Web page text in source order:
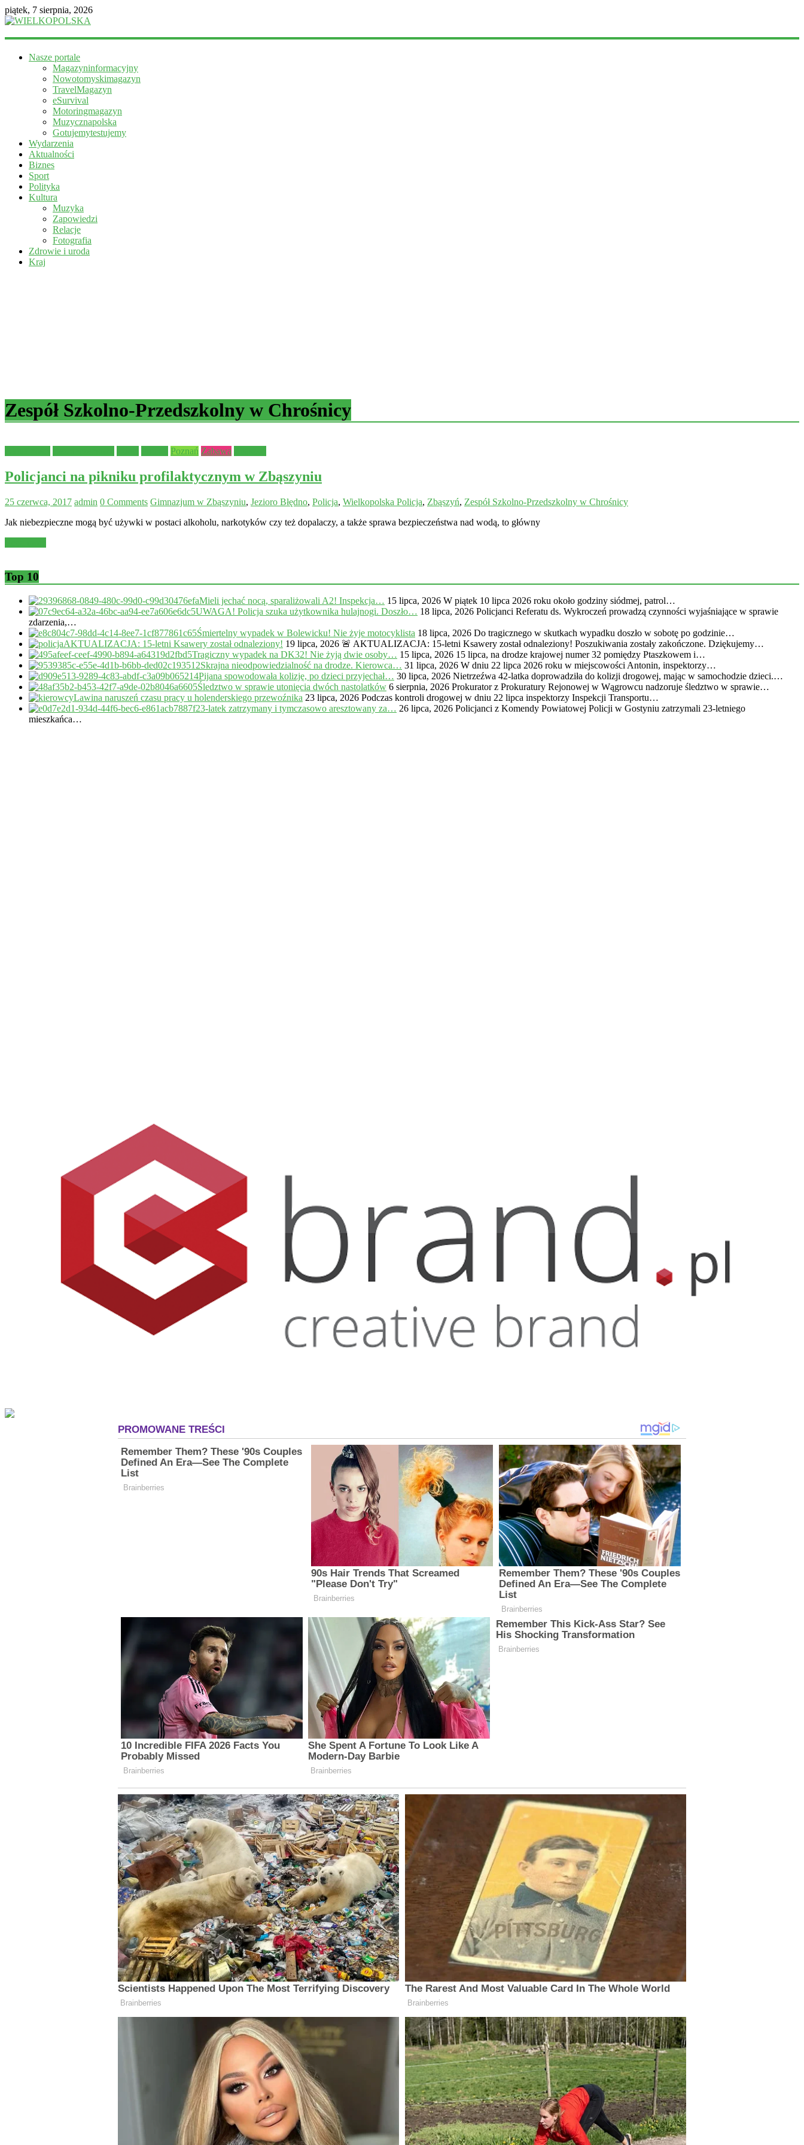
piątek, 7 sierpnia, 2026
WIELKOPOLSKA
informacyjny
Nasze portale
Magazyninformacyjny
Nowotomyskimagazyn
TravelMagazyn
eSurvival
Motoringmagazyn
Muzycznapolska
Gotujemytestujemy
Wydarzenia
Aktualności
Biznes
Sport
Polityka
Kultura
Muzyka
Zapowiedzi
Relacje
Fotografia
Zdrowie i uroda
Kraj
Zespół Szkolno-Przedszkolny w Chrośnicy
Poznań Zabawa
Policjanci na pikniku profilaktycznym w Zbąszyniu
25 czerwca, 2017 admin 0 Comments Gimnazjum w Zbąszyniu, Jezioro Błędno, Policja, Wielkopolska Policja, Zbąszyń, Zespół Szkolno-Przedszkolny w Chrośnicy
Jak niebezpieczne mogą być używki w postaci alkoholu, narkotyków czy też dopalaczy, a także sprawa bezpieczeństwa nad wodą, to główny
Top 10
Mieli jechać nocą, sparaliżowali A2! Inspekcja… 15 lipca, 2026 W piątek 10 lipca 2026 roku około godziny siódmej, patrol…
UWAGA! Policja szuka użytkownika hulajnogi. Doszło… 18 lipca, 2026 Policjanci Referatu ds. Wykroczeń prowadzą czynności wyjaśniające w sprawie
zdarzenia,…
Śmiertelny wypadek w Bolewicku! Nie żyje motocyklista 18 lipca, 2026 Do tragicznego w skutkach wypadku doszło w sobotę po godzinie…
AKTUALIZACJA: 15-letni Ksawery został odnaleziony! 19 lipca, 2026 🚨 AKTUALIZACJA: 15-letni Ksawery został odnaleziony! Poszukiwania zostały zakończone. Dziękujemy…
Tragiczny wypadek na DK32! Nie żyją dwie osoby… 15 lipca, 2026 15 lipca, na drodze krajowej numer 32 pomiędzy Ptaszkowem i…
Skrajna nieodpowiedzialność na drodze. Kierowca… 31 lipca, 2026 W dniu 22 lipca 2026 roku w miejscowości Antonin, inspektorzy…
Pijana spowodowała kolizję, po dzieci przyjechał… 30 lipca, 2026 Nietrzeźwa 42-latka doprowadziła do kolizji drogowej, mając w samochodzie dzieci.…
Śledztwo w sprawie utonięcia dwóch nastolatków 6 sierpnia, 2026 Prokurator z Prokuratury Rejonowej w Wągrowcu nadzoruje śledztwo w sprawie…
Lawina naruszeń czasu pracy u holenderskiego przewoźnika 23 lipca, 2026 Podczas kontroli drogowej w dniu 22 lipca inspektorzy Inspekcji Transportu…
23-latek zatrzymany i tymczasowo aresztowany za… 26 lipca, 2026 Policjanci z Komendy Powiatowej Policji w Gostyniu zatrzymali 23-letniego
mieszkańca…